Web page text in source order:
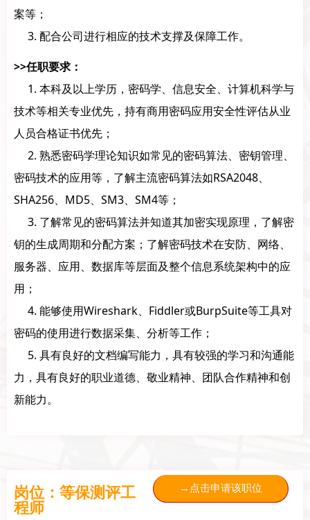
案等；
3. 配合公司进行相应的技术支撑及保障工作。
>>任职要求：
1. 本科及以上学历，密码学、信息安全、计算机科学与
技术等相关专业优先，持有商用密码应用安全性评估从业
人员合格证书优先；
2. 熟悉密码学理论知识如常见的密码算法、密钥管理、
密码技术的应用等，了解主流密码算法如RSA2048、
SHA256、MD5、SM3、SM4等；
3. 了解常见的密码算法并知道其加密实现原理，了解密
钥的生成周期和分配方案；了解密码技术在安防、网络、
服务器、应用、数据库等层面及整个信息系统架构中的应
用；
4. 能够使用Wireshark、Fiddler或BurpSuite等工具对
密码的使用进行数据采集、分析等工作；
5. 具有良好的文档编写能力，具有较强的学习和沟通能
力，具有良好的职业道德、敬业精神、团队合作精神和创
新能力。
岗位：等保测评工
程师
→点击申请该职位